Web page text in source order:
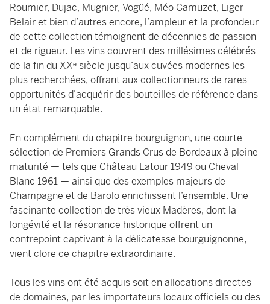
Roumier, Dujac, Mugnier, Vogüé, Méo Camuzet, Liger
Belair et bien d’autres encore, l’ampleur et la profondeur
de cette collection témoignent de décennies de passion
et de rigueur. Les vins couvrent des millésimes célébrés
de la fin du XXᵉ siècle jusqu’aux cuvées modernes les
plus recherchées, offrant aux collectionneurs de rares
opportunités d’acquérir des bouteilles de référence dans
un état remarquable.
En complément du chapitre bourguignon, une courte
sélection de Premiers Grands Crus de Bordeaux à pleine
maturité — tels que Château Latour 1949 ou Cheval
Blanc 1961 — ainsi que des exemples majeurs de
Champagne et de Barolo enrichissent l’ensemble. Une
fascinante collection de très vieux Madères, dont la
longévité et la résonance historique offrent un
contrepoint captivant à la délicatesse bourguignonne,
vient clore ce chapitre extraordinaire.
Tous les vins ont été acquis soit en allocations directes
de domaines, par les importateurs locaux officiels ou des